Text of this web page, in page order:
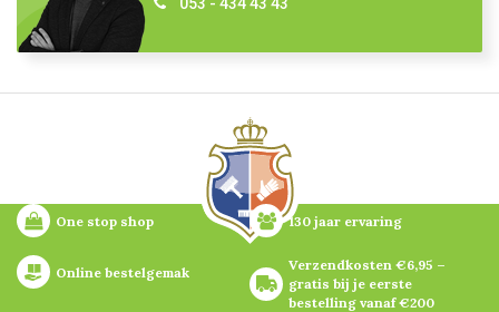
One stop shop 130 jaar ervaring
Online bestelgemak
Verzendkosten €6,95 –
gratis bij je eerste
bestelling vanaf €200